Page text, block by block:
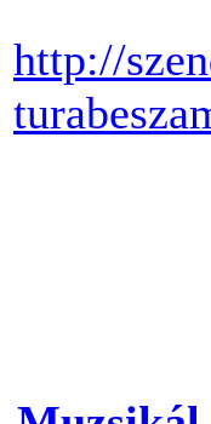
http://